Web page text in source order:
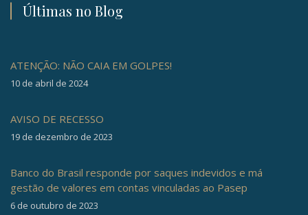
Últimas no Blog
ATENÇÃO: NÃO CAIA EM GOLPES!
10 de abril de 2024
AVISO DE RECESSO
19 de dezembro de 2023
Banco do Brasil responde por saques indevidos e má
gestão de valores em contas vinculadas ao Pasep
6 de outubro de 2023